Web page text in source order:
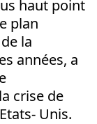
haut point
plan
la
années, a
crise de
Unis.